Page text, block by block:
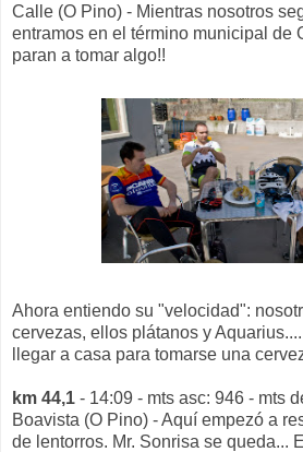
Calle (O Pino) - Mientras nosotros
entramos en el término municipal de
paran a tomar algo!!
Ahora entiendo su "velocidad":
cervezas, ellos plátanos y
llegar a casa para tomarse una
km 44,1 - 14:09 - mts asc: 946 - mts
Boavista (O Pino) - Aquí empezó a
de lentorros. Mr. Sonrisa se queda...